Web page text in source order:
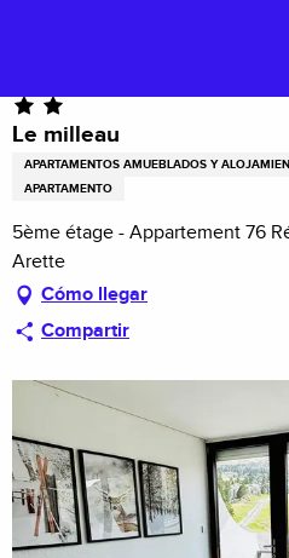
principal
Le milleau
APARTAMENTOS AMUEBLADOS Y
APARTAMENTO
5ème étage - Appartement 76
Arette
Cómo llegar
Compartir